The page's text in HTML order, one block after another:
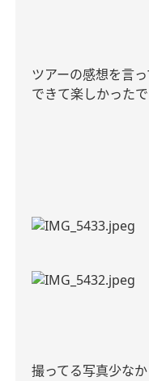
ツアーの感想を言
できて楽しかったで
撮ってる写真少な